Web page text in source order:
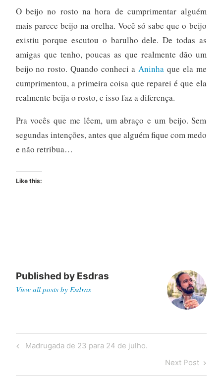
O beijo no rosto na hora de cumprimentar alguém
mais parece beijo na orelha. Você só sabe que o beijo
existiu porque escutou o barulho dele. De todas as
amigas que tenho, poucas as que realmente dão um
beijo no rosto. Quando conheci aAninha que ela me
cumprimentou, a primeira coisa que reparei é que ela
realmente beija o rosto, e isso faz a diferença.
Pra vocês que me lêem, um abraço e um beijo. Sem
segundas intenções, antes que alguém fique com medo
e não retribua…
Like this:
Published by Esdras
View all posts by Esdras
Post
Previous
Madrugada de 23 para 24 de julho.
Next
Post
Next Post